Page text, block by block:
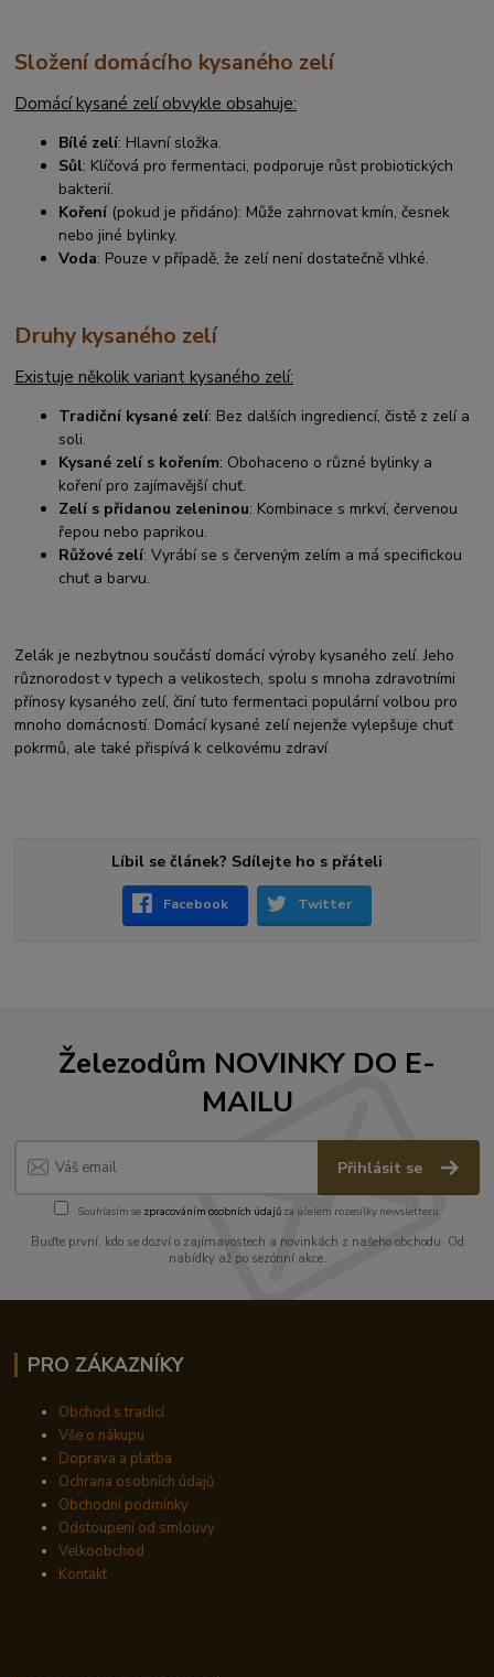
Složení domácího kysaného zelí
Domácí kysané zelí obvykle obsahuje:
Bílé zelí: Hlavní složka.
Sůl: Klíčová pro fermentaci, podporuje růst probiotických
bakterií.
Koření (pokud je přidáno): Může zahrnovat kmín, česnek
nebo jiné bylinky.
Voda: Pouze v případě, že zelí není dostatečně vlhké.
Druhy kysaného zelí
Existuje několik variant kysaného zelí:
Tradiční kysané zelí: Bez dalších ingrediencí, čistě z zelí a
soli.
Kysané zelí s kořením: Obohaceno o různé bylinky a
koření pro zajímavější chuť.
Zelí s přidanou zeleninou: Kombinace s mrkví, červenou
řepou nebo paprikou.
Růžové zelí: Vyrábí se s červeným zelím a má specifickou
chuť a barvu.
Zelák je nezbytnou součástí domácí výroby kysaného zelí. Jeho
různorodost v typech a velikostech, spolu s mnoha zdravotními
přínosy kysaného zelí, činí tuto fermentaci populární volbou pro
mnoho domácností. Domácí kysané zelí nejenže vylepšuje chuť
pokrmů, ale také přispívá k celkovému zdraví.
Líbil se článek? Sdílejte ho s přáteli
Facebook Twitter
Železodům NOVINKY DO E-
MAILU
Přihlásit se
Souhlasím se zpracováním osobních údajůza účelem rozesílky newsletteru.
Buďte první, kdo se dozví o zajímavostech a novinkách z našeho obchodu. Od
nabídky až po sezónní akce.
PRO ZÁKAZNÍKY
Obchod s tradicí
Vše o nákupu
Doprava a platba
Ochrana osobních údajů
Obchodní podmínky
Odstoupení od smlouvy
Velkoobchod
Kontakt